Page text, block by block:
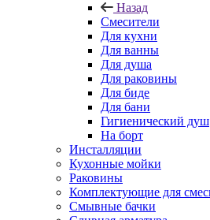
Назад
Смесители
Для кухни
Для ванны
Для душа
Для раковины
Для биде
Для бани
Гигиенический душ
На борт
Инсталляции
Кухонные мойки
Раковины
Комплектующие для
Смывные бачки